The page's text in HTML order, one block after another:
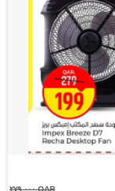
QAR ٢٧٩.٠٠٠